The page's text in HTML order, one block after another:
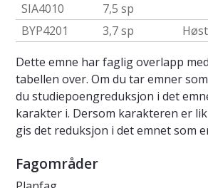
SIA4010
7,5 sp
BYP4201
3,7 sp
Dette emne har faglig overlapp
tabellen over. Om du tar emner
du studiepoengreduksjon i det
karakter i. Dersom karakteren er
gis det reduksjon i det emnet som
Fagområder